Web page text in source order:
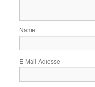
Name
E-Mail-Adresse